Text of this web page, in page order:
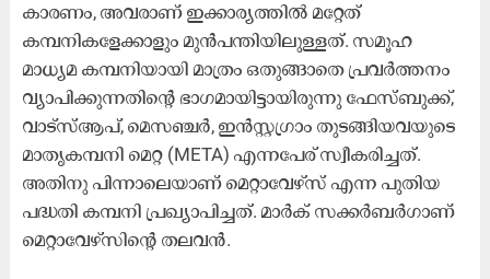
കാരണം, അവരാണ് ഇക്കാര്യത്തിൽ മറ്റേത്
കമ്പനികളേക്കാളും മുൻപന്തിയിലുള്ളത്. സമൂഹ
മാധ്യമ കമ്പനിയായി മാത്രം ഒതുങ്ങാതെ പ്രവര്‍ത്തനം
വ്യാപിക്കുന്നതിന്റെ ഭാഗമായിട്ടായിരുന്നു ഫേസ്ബുക്ക്,
വാട്‌സ്ആപ്, മെസഞ്ചര്‍, ഇന്‍സ്റ്റഗ്രാം തുടങ്ങിയവയുടെ
മാതൃകമ്പനി മെറ്റ (META) എന്നപേര് സ്വീകരിച്ചത്.
അതിനു പിന്നാലെയാണ് മെറ്റാവേഴ്‌സ് എന്ന പുതിയ
പദ്ധതി കമ്പനി പ്രഖ്യാപിച്ചത്. മാർക് സക്കർബർഗാണ്
മെറ്റാവേഴ്സിന്റെ തലവൻ.